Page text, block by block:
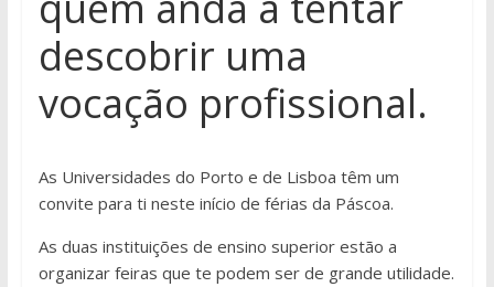
descobrir uma
vocação profissional.
As Universidades do Porto e de Lisboa têm um
convite para ti neste início de férias da Páscoa.
As duas instituições de ensino superior estão a
organizar feiras que te podem ser de grande utilidade.